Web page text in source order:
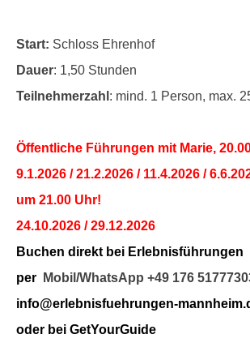
Start: Schloss Ehrenhof
Dauer: 1,50 Stunden
Teilnehmerzahl : mind. 1 Person, max.
Öffentliche Führungen mit Marie,
9.1.2026 / 21.2.2026 / 11.4.2026 /
um 21.00 Uhr!
24.10.2026 / 29.12.2026
Buchen direkt bei Erlebnisführungen
per
Mobil/WhatsApp +49 176
info@erlebnisfuehrungen-
oder bei GetYourGuide